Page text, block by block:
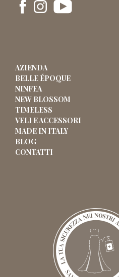
AZIENDA
BELLE ÉPOQUE
NINFEA
NEW BLOSSOM
TIMELESS
VELI E ACCESSORI
MADE IN ITALY
BLOG
CONTATTI